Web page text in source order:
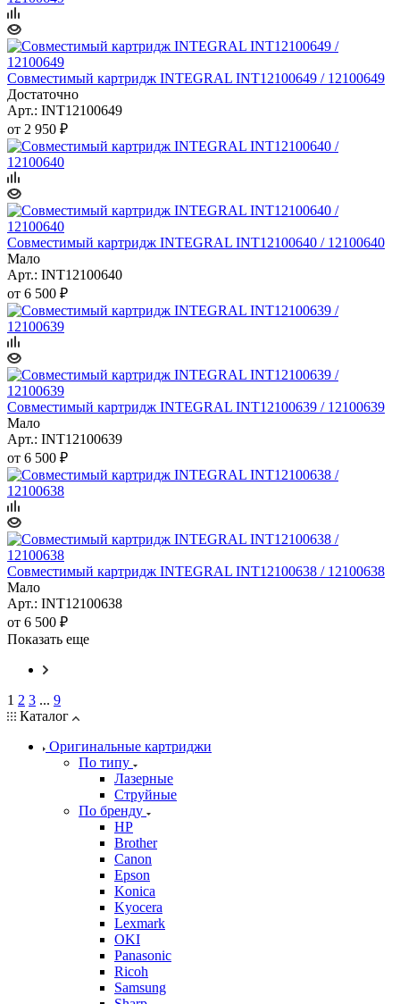
Совместимый картридж INTEGRAL INT12100649 / 12100649
Достаточно
Арт.: INT12100649
от 2 950 ₽
Совместимый картридж INTEGRAL INT12100640 / 12100640
Мало
Арт.: INT12100640
от 6 500 ₽
Совместимый картридж INTEGRAL INT12100639 / 12100639
Мало
Арт.: INT12100639
от 6 500 ₽
Совместимый картридж INTEGRAL INT12100638 / 12100638
Мало
Арт.: INT12100638
от 6 500 ₽
Показать еще
1 2 3 ... 9
Каталог
Оригинальные картриджи
По типу
Лазерные
Струйные
По бренду
HP
Brother
Canon
Epson
Konica
Kyocera
Lexmark
OKI
Panasonic
Ricoh
Samsung